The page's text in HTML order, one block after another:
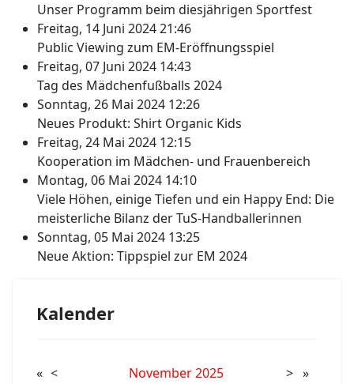
Unser Programm beim diesjährigen Sportfest
Freitag, 14 Juni 2024 21:46
Public Viewing zum EM-Eröffnungsspiel
Freitag, 07 Juni 2024 14:43
Tag des Mädchenfußballs 2024
Sonntag, 26 Mai 2024 12:26
Neues Produkt: Shirt Organic Kids
Freitag, 24 Mai 2024 12:15
Kooperation im Mädchen- und Frauenbereich
Montag, 06 Mai 2024 14:10
Viele Höhen, einige Tiefen und ein Happy End: Die
meisterliche Bilanz der TuS-Handballerinnen
Sonntag, 05 Mai 2024 13:25
Neue Aktion: Tippspiel zur EM 2024
Kalender
« < November2025 > »